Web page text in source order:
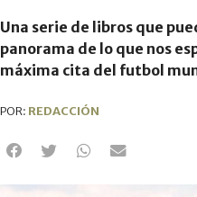
Una serie de libros que
panorama de lo que nos
máxima cita del futbol
POR: REDACCIÓN